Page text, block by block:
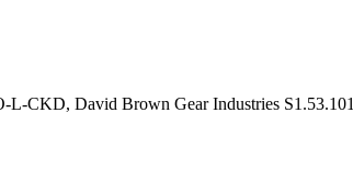
CKD, David Brown Gear Industries S1.53.101